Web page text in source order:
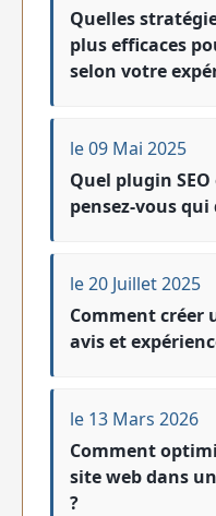
Quelles
plus efficaces
selon votre
le 09 Mai 2025
Quel plugin
pensez-vous
le 20 Juillet 2025
Comment créer
avis et
le 13 Mars 2026
Comment
site web dans
?